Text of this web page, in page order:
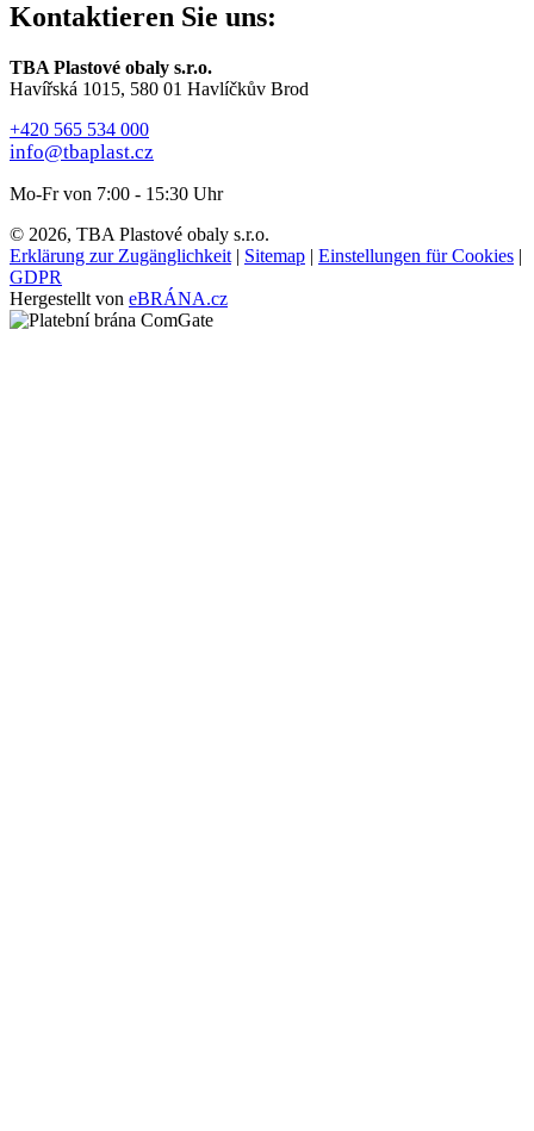
Kontaktieren Sie uns:
TBA Plastové obaly s.r.o.
Havířská 1015, 580 01 Havlíčkův Brod
+420 565 534 000
info@tbaplast.cz
Mo-Fr von 7:00 - 15:30 Uhr
© 2026, TBA Plastové obaly s.r.o.
Erklärung zur Zugänglichkeit | Sitemap | Einstellungen für Cookies |
GDPR
Hergestellt von eBRÁNA.cz